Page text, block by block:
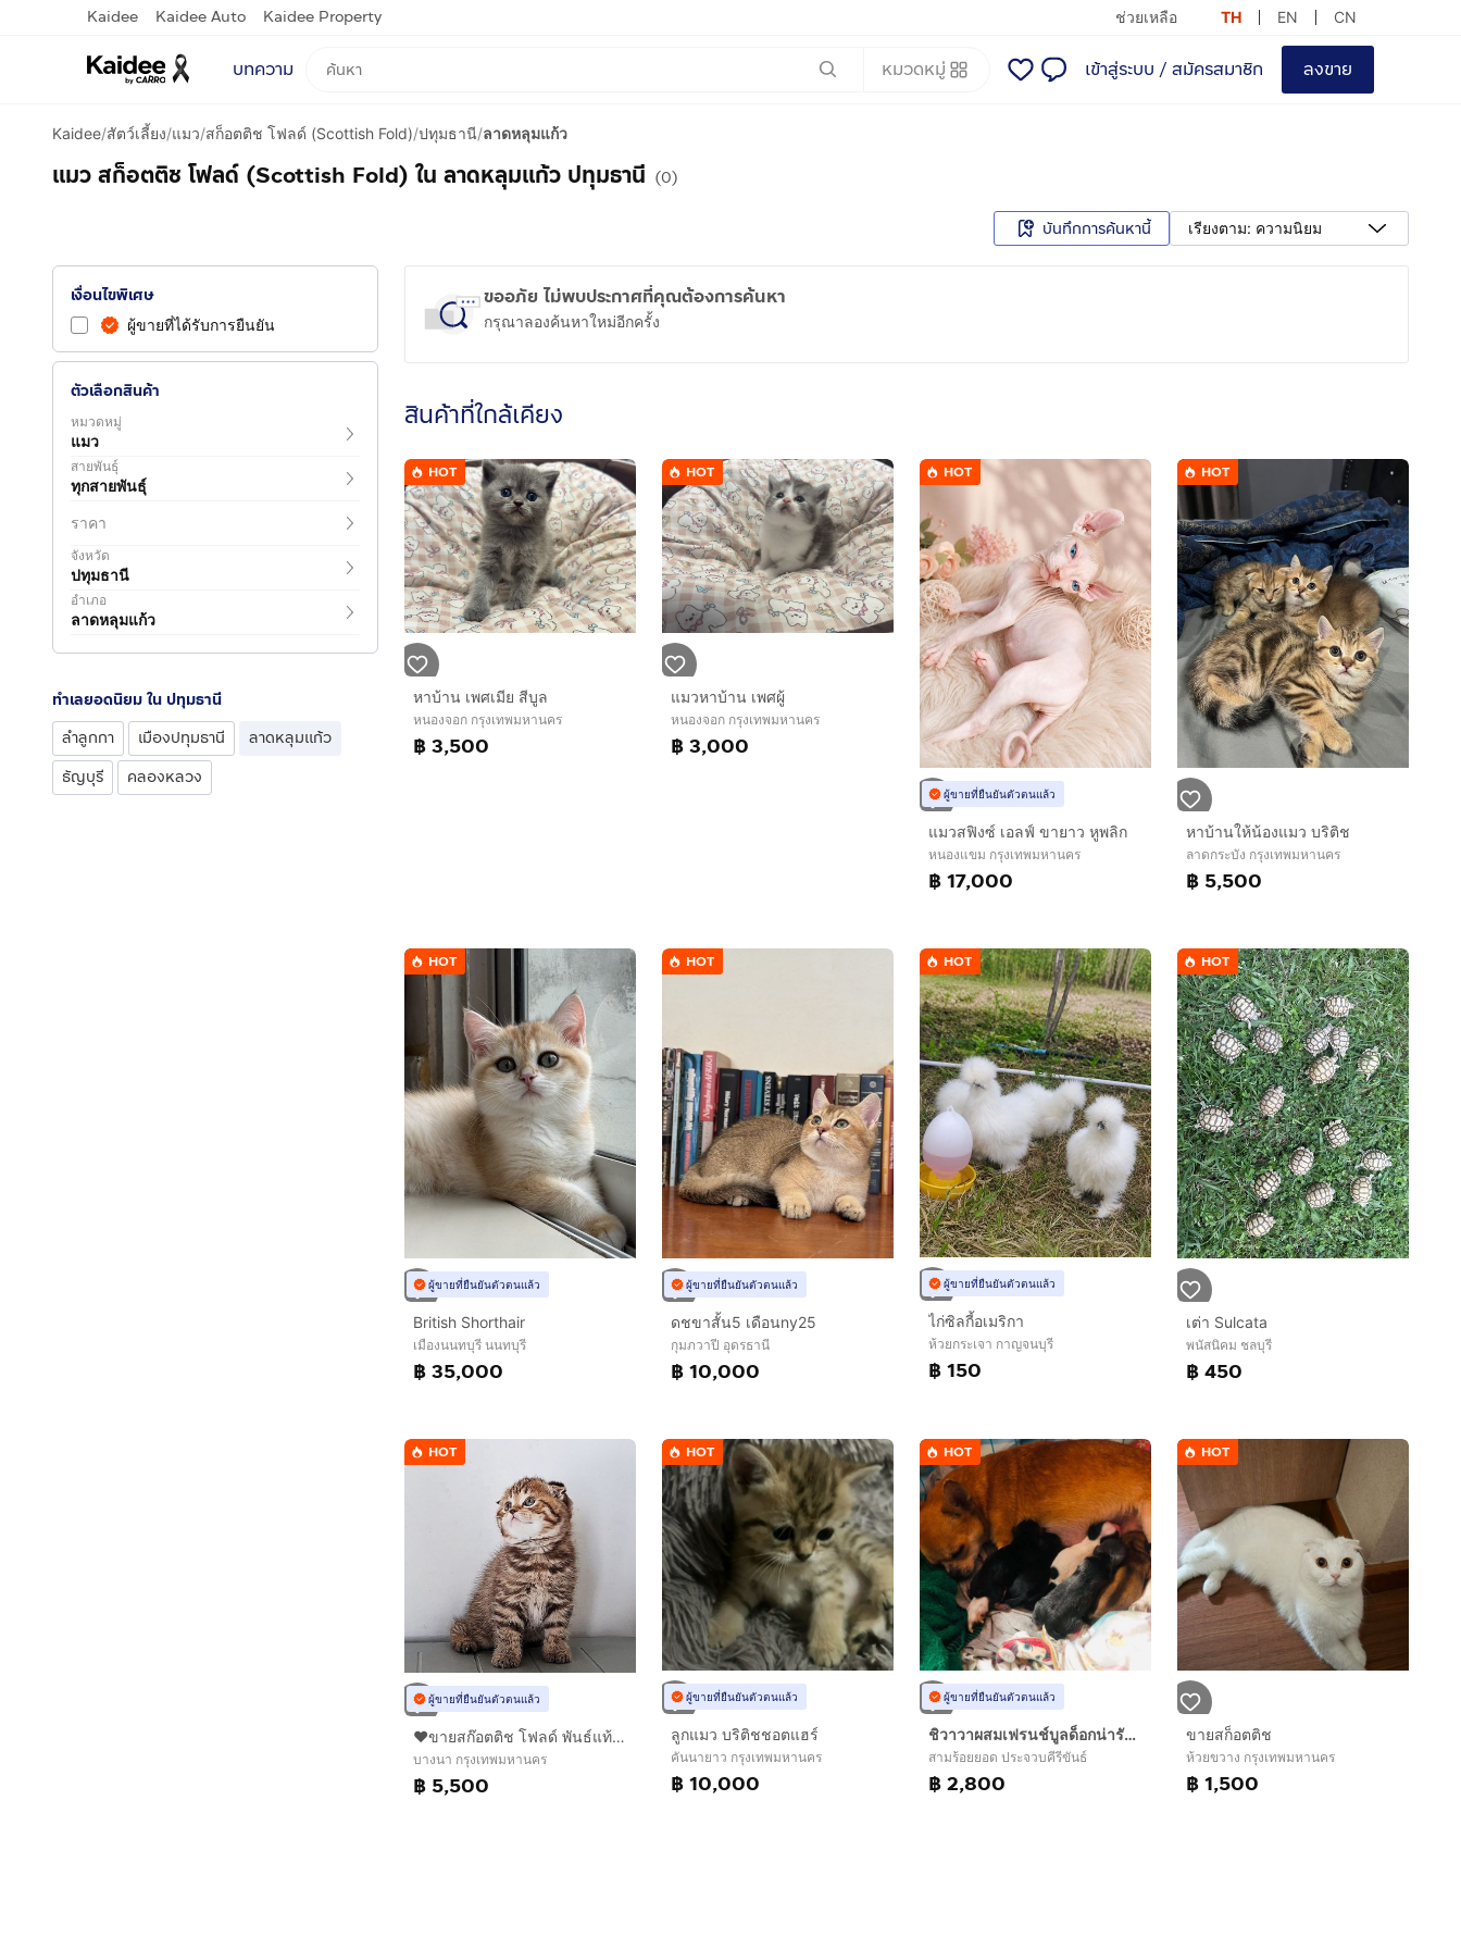
Kaidee Kaidee Auto Kaidee Property ช่วยเหลือ TH EN CN
บทความ หมวดหมู่ เข้าสู่ระบบ / สมัครสมาชิก ลงขาย
Kaidee/สัตว์เลี้ยง/แมว/สก็อตติช โฟลด์ (Scottish Fold)/ปทุมธานี/ลาดหลุมแก้ว
แมว สก็อตติช โฟลด์ (Scottish Fold) ใน ลาดหลุมแก้ว ปทุมธานี (0)
บันทึกการค้นหานี้ เรียงตาม: ความนิยม
เงื่อนไขพิเศษ
ผู้ขายที่ได้รับการยืนยัน
ตัวเลือกสินค้า
หมวดหมู่
แมว
สายพันธุ์
ทุกสายพันธุ์
ราคา
จังหวัด
ปทุมธานี
อำเภอ
ลาดหลุมแก้ว
ทำเลยอดนิยม ใน ปทุมธานี
ลำลูกกา
เมืองปทุมธานี
ลาดหลุมแก้ว
ธัญบุรี
คลองหลวง
ขออภัย ไม่พบประกาศที่คุณต้องการค้นหา
กรุณาลองค้นหาใหม่อีกครั้ง
สินค้าที่ใกล้เคียง
HOT
หาบ้าน เพศเมีย สีบูล
หนองจอก กรุงเทพมหานคร
฿ 3,500
HOT
แมวหาบ้าน เพศผู้
หนองจอก กรุงเทพมหานคร
฿ 3,000
HOT
ผู้ขายที่ยืนยันตัวตนแล้ว
แมวสฟิงซ์ เอลฟ์ ขายาว หูพลิก
หนองแขม กรุงเทพมหานคร
฿ 17,000
HOT
หาบ้านให้น้องแมว บริติช
ลาดกระบัง กรุงเทพมหานคร
฿ 5,500
HOT
ผู้ขายที่ยืนยันตัวตนแล้ว
British Shorthair
เมืองนนทบุรี นนทบุรี
฿ 35,000
HOT
ผู้ขายที่ยืนยันตัวตนแล้ว
ดชขาสั้น5 เดือนny25
กุมภวาปี อุดรธานี
฿ 10,000
HOT
ผู้ขายที่ยืนยันตัวตนแล้ว
ไก่ซิลกี้อเมริกา
ห้วยกระเจา กาญจนบุรี
฿ 150
HOT
เต่า Sulcata
พนัสนิคม ชลบุรี
฿ 450
HOT
ผู้ขายที่ยืนยันตัวตนแล้ว
❤️ขายสก๊อตติช โฟลด์ พันธ์แท้ 100%
บางนา กรุงเทพมหานคร
฿ 5,500
HOT
ผู้ขายที่ยืนยันตัวตนแล้ว
ลูกแมว บริติชชอตแฮร์
คันนายาว กรุงเทพมหานคร
฿ 10,000
HOT
ผู้ขายที่ยืนยันตัวตนแล้ว
ชิวาวาผสมเฟรนช์บูลด็อกน่ารักๆอายุ1เดือน
สามร้อยยอด ประจวบคีรีขันธ์
฿ 2,800
HOT
ขายสก็อตติช
ห้วยขวาง กรุงเทพมหานคร
฿ 1,500